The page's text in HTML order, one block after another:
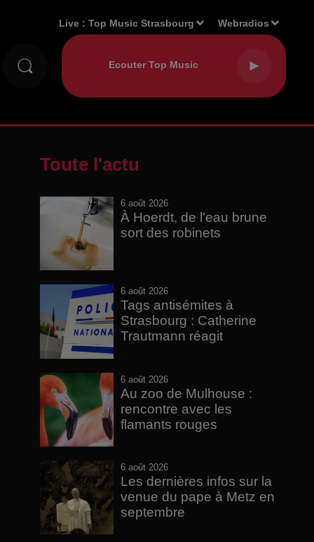
Live :Top Music Strasbourg Webradios
Toute l'actu
6 août 2026
À Hoerdt, de l’eau brune
sort des robinets
6 août 2026
Tags antisémites à
Strasbourg : Catherine
Trautmann réagit
6 août 2026
Au zoo de Mulhouse :
rencontre avec les
flamants rouges
6 août 2026
Les dernières infos sur la
venue du pape à Metz en
septembre